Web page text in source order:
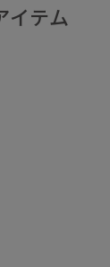
イテム